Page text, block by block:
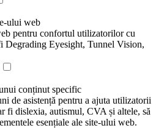
ului web
pentru confortul utilizatorilor cu
Degrading Eyesight, Tunnel Vision,
conținut specific
de asistență pentru a ajuta utilizatorii
fi dislexia, autismul, CVA și altele, să
esențiale ale site-ului web.